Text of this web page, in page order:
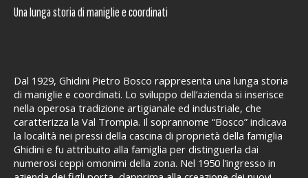
Una lunga storia di maniglie e coordinati
Dal 1929, Ghidini Pietro Bosco rappresenta una lunga storia
di maniglie e coordinati. Lo sviluppo dell’azienda si inserisce
nella operosa tradizione artigianale ed industriale, che
caratterizza la Val Trompia. Il soprannome “Bosco” indicava
la località nei pressi della cascina di proprietà della famiglia
Ghidini e fu attribuito alla famiglia per distinguerla dai
numerosi ceppi omonimi della zona. Nel 1950 l’ingresso in